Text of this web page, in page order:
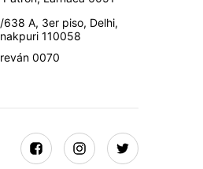
638 A, 3er piso, Delhi,
110058
0070